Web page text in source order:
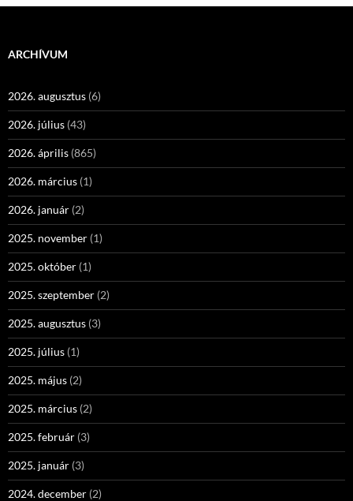
ARCHÍVUM
2026. augusztus (6)
2026. július (43)
2026. április (865)
2026. március (1)
2026. január (2)
2025. november (1)
2025. október (1)
2025. szeptember (2)
2025. augusztus (3)
2025. július (1)
2025. május (2)
2025. március (2)
2025. február (3)
2025. január (3)
2024. december (2)